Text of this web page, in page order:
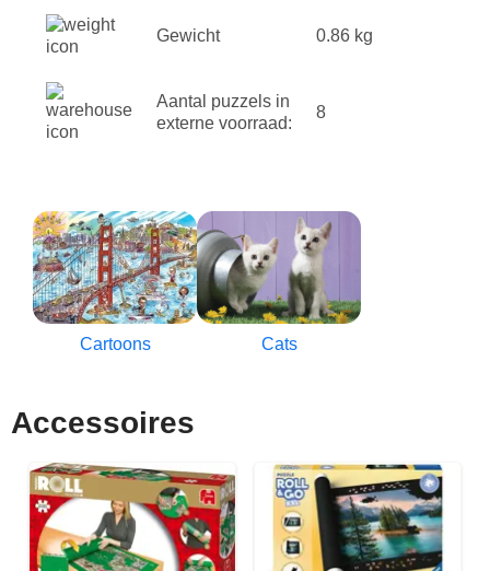
Gewicht 0.86 kg
Aantal puzzels in
externe voorraad:
8
Cartoons Cats
Accessoires